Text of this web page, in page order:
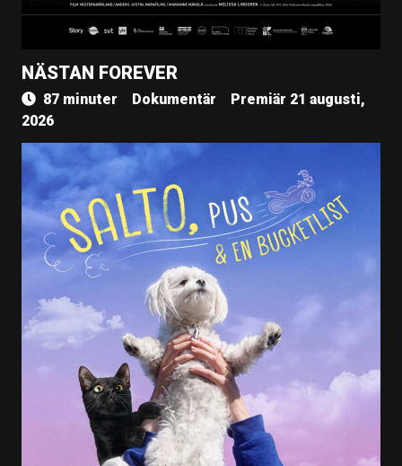
NÄSTAN FOREVER
87 minuter Dokumentär
Premiär 21 augusti,
2026